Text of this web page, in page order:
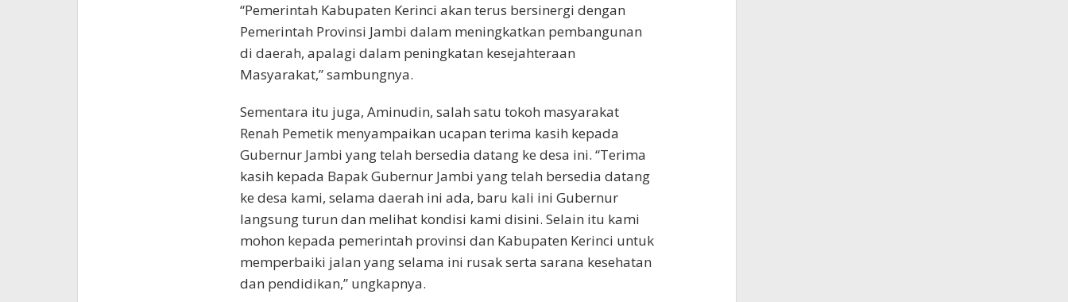
“Pemerintah Kabupaten Kerinci akan terus bersinergi dengan
Pemerintah Provinsi Jambi dalam meningkatkan pembangunan
di daerah, apalagi dalam peningkatan kesejahteraan
Masyarakat,” sambungnya.
Sementara itu juga, Aminudin, salah satu tokoh masyarakat
Renah Pemetik menyampaikan ucapan terima kasih kepada
Gubernur Jambi yang telah bersedia datang ke desa ini. “Terima
kasih kepada Bapak Gubernur Jambi yang telah bersedia datang
ke desa kami, selama daerah ini ada, baru kali ini Gubernur
langsung turun dan melihat kondisi kami disini. Selain itu kami
mohon kepada pemerintah provinsi dan Kabupaten Kerinci untuk
memperbaiki jalan yang selama ini rusak serta sarana kesehatan
dan pendidikan,” ungkapnya.